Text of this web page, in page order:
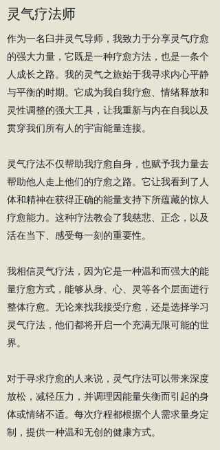
灵气疗法师
作为一名臼井灵气导师，我致力于分享灵气疗愈
的强大力量，它既是一种疗愈方法，也是一条个
人成长之路。我的灵气之旅始于我寻求内心平静
与平衡的时期。它成为我自我疗愈、情绪释放和
灵性调整的强大工具，让我重新与内在自我以及
贯穿我们所有人的宇宙能量连接。
灵气疗法不仅帮助我疗愈自身，也赋予我力量去
帮助他人走上他们的疗愈之路。它让我看到了人
体和精神在获得正确的能量支持下所蕴藏的惊人
疗愈能力。这种疗法教会了我慈悲、正念，以及
活在当下、感受每一刻的重要性。
我相信灵气疗法，因为它是一种温和而强大的能
量疗愈方式，能够从身、心、灵等各个层面进行
整体疗愈。无论来找我接受疗愈，还是选择学习
灵气疗法，他们都将开启一个充满无限可能的世
界。
对于寻求疗愈的人来说，灵气疗法可以带来深度
放松，减轻压力，并调理因能量失衡而引起的身
体或情绪不适。每次疗程都根据个人需求量身定
制，提供一种温和无创的健康方式。